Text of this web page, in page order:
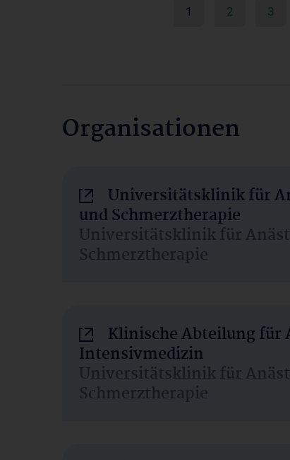
1 2 3
Organisationen
Universitätsklinik für
und Schmerztherapie
Universitätsklinik für
Schmerztherapie
Klinische Abteilung für
Intensivmedizin
Universitätsklinik für
Schmerztherapie